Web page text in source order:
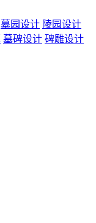
墓园设计 陵园设计
墓碑设计 碑雕设计